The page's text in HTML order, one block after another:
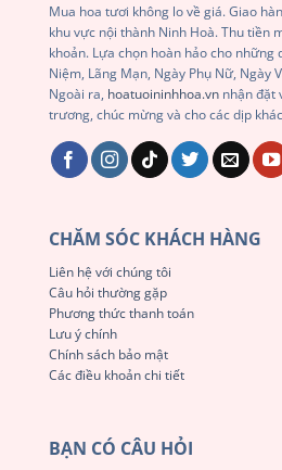
Mua hoa tươi không lo về giá. Giao
khu vực nội thành Ninh Hoà. Thu tiền
khoản. Lựa chọn hoàn hảo cho những
Niệm, Lãng Mạn, Ngày Phụ Nữ, Ngày
Ngoài ra, hoatuoininhhoa.vn nhận đặt
trương, chúc mừng và cho các dịp
CHĂM SÓC KHÁCH HÀNG
Liên hệ với chúng tôi
Câu hỏi thường gặp
Phương thức thanh toán
Lưu ý chính
Chính sách bảo mật
Các điều khoản chi tiết
BẠN CÓ CÂU HỎI